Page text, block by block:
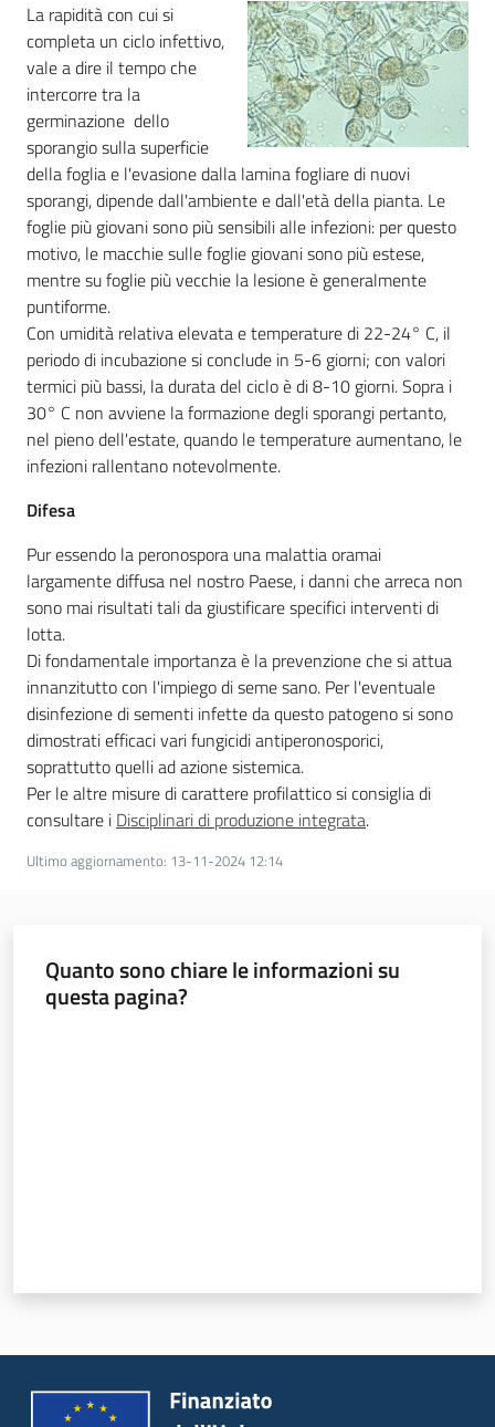
La rapidità con cui si
completa un ciclo infettivo,
vale a dire il tempo che
intercorre tra la
germinazione dello
sporangio sulla superficie
della foglia e l'evasione dalla lamina fogliare di nuovi
sporangi, dipende dall'ambiente e dall'età della pianta. Le
foglie più giovani sono più sensibili alle infezioni: per questo
motivo, le macchie sulle foglie giovani sono più estese,
mentre su foglie più vecchie la lesione è generalmente
puntiforme.
Con umidità relativa elevata e temperature di 22-24° C, il
periodo di incubazione si conclude in 5-6 giorni; con valori
termici più bassi, la durata del ciclo è di 8-10 giorni. Sopra i
30° C non avviene la formazione degli sporangi pertanto,
nel pieno dell'estate, quando le temperature aumentano, le
infezioni rallentano notevolmente.
Difesa
Pur essendo la peronospora una malattia oramai
largamente diffusa nel nostro Paese, i danni che arreca non
sono mai risultati tali da giustificare specifici interventi di
lotta.
Di fondamentale importanza è la prevenzione che si attua
innanzitutto con l'impiego di seme sano. Per l'eventuale
disinfezione di sementi infette da questo patogeno si sono
dimostrati efficaci vari fungicidi antiperonosporici,
soprattutto quelli ad azione sistemica.
Per le altre misure di carattere profilattico si consiglia di
consultare i Disciplinari di produzione integrata.
Ultimo aggiornamento: 13-11-2024 12:14
Quanto sono chiare le informazioni su
questa pagina?